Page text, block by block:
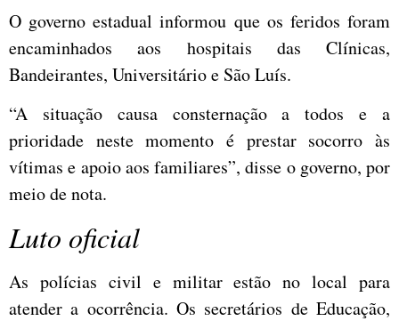
O governo estadual informou que os feridos foram
encaminhados aos hospitais das Clínicas,
Bandeirantes, Universitário e São Luís.
“A situação causa consternação a todos e a
prioridade neste momento é prestar socorro às
vítimas e apoio aos familiares”, disse o governo, por
meio de nota.
Luto oficial
As polícias civil e militar estão no local para
atender a ocorrência. Os secretários de Educação,